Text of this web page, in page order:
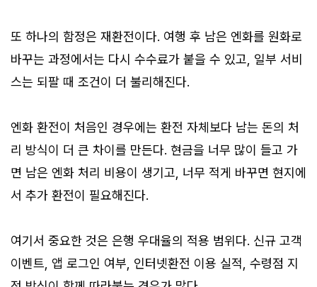
또 하나의 함정은 재환전이다. 여행 후 남은 엔화를 원화로
바꾸는 과정에서는 다시 수수료가 붙을 수 있고, 일부 서비
스는 되팔 때 조건이 더 불리해진다.
엔화 환전이 처음인 경우에는 환전 자체보다 남는 돈의 처
리 방식이 더 큰 차이를 만든다. 현금을 너무 많이 들고 가
면 남은 엔화 처리 비용이 생기고, 너무 적게 바꾸면 현지에
서 추가 환전이 필요해진다.
여기서 중요한 것은 은행 우대율의 적용 범위다. 신규 고객
이벤트, 앱 로그인 여부, 인터넷환전 이용 실적, 수령점 지